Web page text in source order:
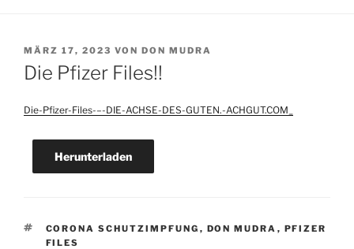
VERÖFFENTLICHT
AM
MÄRZ 17, 2023 VON DON MUDRA
Die Pfizer Files!!
Die-Pfizer-Files-–-DIE-ACHSE-DES-GUTEN.-ACHGUT.COM_
Herunterladen
SCHLAGWÖRTER
CORONA SCHUTZIMPFUNG , DON MUDRA , PFIZER
FILES